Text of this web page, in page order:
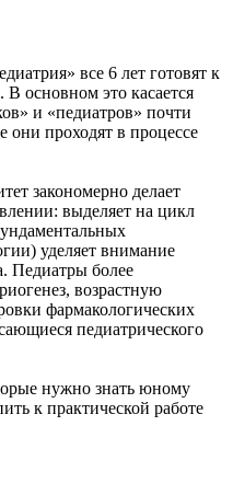
все 6 лет готовят к
В основном это касается
и «педиатров» почти
они проходят в процессе
закономерно делает
выделяет на цикл
уделяет внимание
Педиатры более
возрастную
фармакологических
педиатрического
нужно знать юному
к практической работе